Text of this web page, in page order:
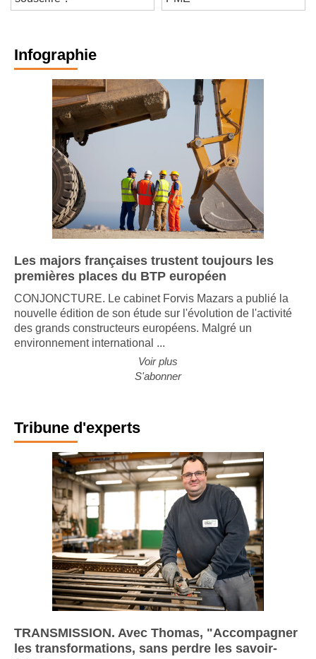
souscrire ?
PME
Infographie
Les majors françaises trustent toujours les
premières places du BTP européen
CONJONCTURE. Le cabinet Forvis Mazars a publié la
nouvelle édition de son étude sur l'évolution de l'activité
des grands constructeurs européens. Malgré un
Voir plus
Tribune d'experts
TRANSMISSION. Avec Thomas, "Accompagner